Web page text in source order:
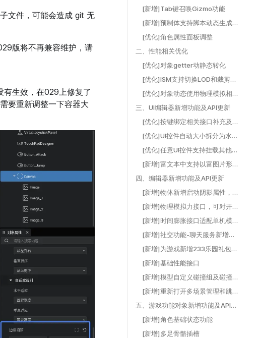
[新增]Tab键召唤Gizmo功能 ​
[新增]预制体支持脚本动态生成的UI资源 ​
[优化]角色属性面板调整 ​
二、性能相关优化 ​
[优化]对象getter动静态转化 ​
[优化]ISM支持切换LOD和裁剪阴影 ​
[优化]对象动态使用物理模拟相关参数的效果优化 ​
三、UI编辑器新增功能及API更新 ​
[优化]按键绑定相关接口补充及调整 ​
[优化]UI控件自动大小拆分为水平和垂直两个方向 ​
[优化]任意UI控件支持挂载其他UI控件作为子级 ​
[新增]富文本中支持以富图片形式使用233娘表情图 ​
四、编辑器新增功能及API更新 ​
[新增]物体新增启动阴影属性，控制单个物体的阴影显示 ​
[新增]物理模拟力接口，可对开启物理模拟的对象施加物理力，产生物理模拟运动效果 ​
[新增]时间膨胀接口适配单机模式（LS） ​
[新增]社交功能-聊天服务新增私聊功能、聊天气泡 ​
[新增]为游戏新增233乐园礼包码兑换API ​
[新增]基础性能接口 ​
[新增]模型自定义碰撞组及碰撞响应结果 ​
[新增]重新打开多场景管理和跳转功能入口，新增多场景数据互通 ​
五、游戏功能对象新增功能及API更新 ​
[新增]角色基础状态功能 ​
[新增]多足骨骼插槽 ​
文件，可能会造成 git 无
版将不再兼容维护，请
有生效，在029上修复了
要重新调整一下容器大